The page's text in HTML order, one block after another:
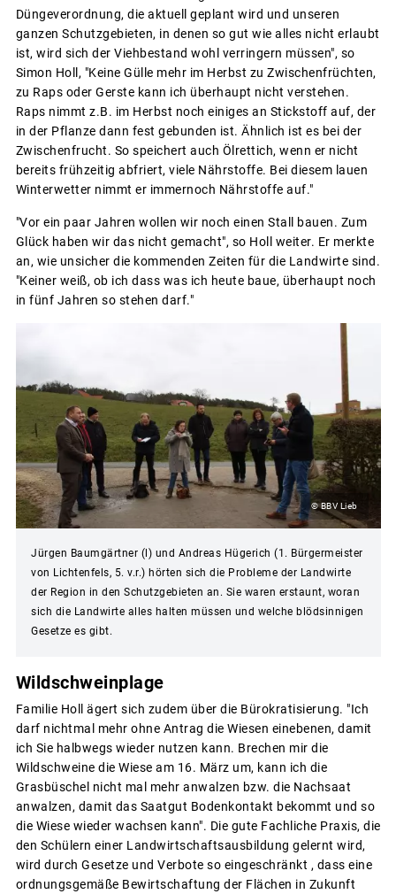
Düngeverordnung, die aktuell geplant wird und unseren
ganzen Schutzgebieten, in denen so gut wie alles nicht erlaubt
ist, wird sich der Viehbestand wohl verringern müssen", so
Simon Holl, "Keine Gülle mehr im Herbst zu Zwischenfrüchten,
zu Raps oder Gerste kann ich überhaupt nicht verstehen.
Raps nimmt z.B. im Herbst noch einiges an Stickstoff auf, der
in der Pflanze dann fest gebunden ist. Ähnlich ist es bei der
Zwischenfrucht. So speichert auch Ölrettich, wenn er nicht
bereits frühzeitig abfriert, viele Nährstoffe. Bei diesem lauen
Winterwetter nimmt er immernoch Nährstoffe auf."
"Vor ein paar Jahren wollen wir noch einen Stall bauen. Zum
Glück haben wir das nicht gemacht", so Holl weiter. Er merkte
an, wie unsicher die kommenden Zeiten für die Landwirte sind.
"Keiner weiß, ob ich dass was ich heute baue, überhaupt noch
in fünf Jahren so stehen darf."
© BBV Lieb
Jürgen Baumgärtner (l) und Andreas Hügerich (1. Bürgermeister
von Lichtenfels, 5. v.r.) hörten sich die Probleme der Landwirte
der Region in den Schutzgebieten an. Sie waren erstaunt, woran
sich die Landwirte alles halten müssen und welche blödsinnigen
Gesetze es gibt.
Wildschweinplage
Familie Holl ägert sich zudem über die Bürokratisierung. "Ich
darf nichtmal mehr ohne Antrag die Wiesen einebenen, damit
ich Sie halbwegs wieder nutzen kann. Brechen mir die
Wildschweine die Wiese am 16. März um, kann ich die
Grasbüschel nicht mal mehr anwalzen bzw. die Nachsaat
anwalzen, damit das Saatgut Bodenkontakt bekommt und so
die Wiese wieder wachsen kann". Die gute Fachliche Praxis, die
den Schülern einer Landwirtschaftsausbildung gelernt wird,
wird durch Gesetze und Verbote so eingeschränkt , dass eine
ordnungsgemäße Bewirtschaftung der Flächen in Zukunft